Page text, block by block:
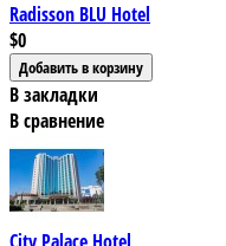
Radisson BLU Hotel
$0
В закладки
В сравнение